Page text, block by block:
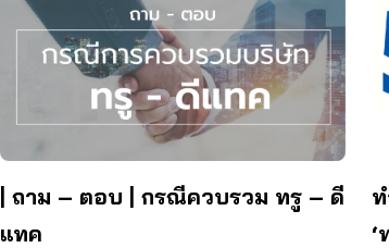
| ถาม – ตอบ | กรณีควบรวม ทรู – ดี
แทค